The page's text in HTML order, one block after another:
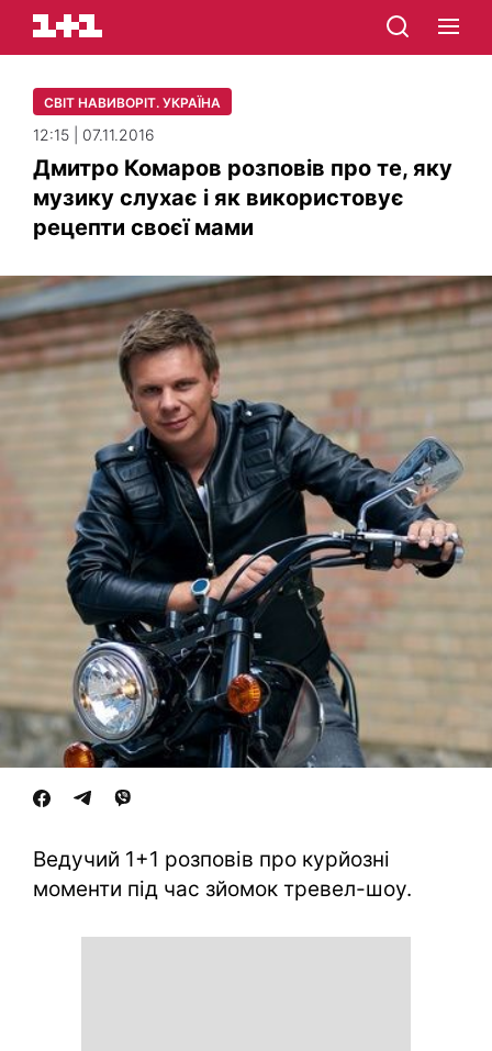
СВІТ НАВИВОРІТ. УКРАЇНА
12:15 | 07.11.2016
Дмитро Комаров розповів про те, яку
музику слухає і як використовує
рецепти своєї мами
Ведучий 1+1 розповів про курйозні
моменти під час зйомок тревел-шоу.